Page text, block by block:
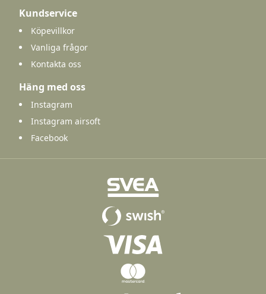
Kundservice
Köpevillkor
Vanliga frågor
Kontakta oss
Häng med oss
Instagram
Instagram airsoft
Facebook